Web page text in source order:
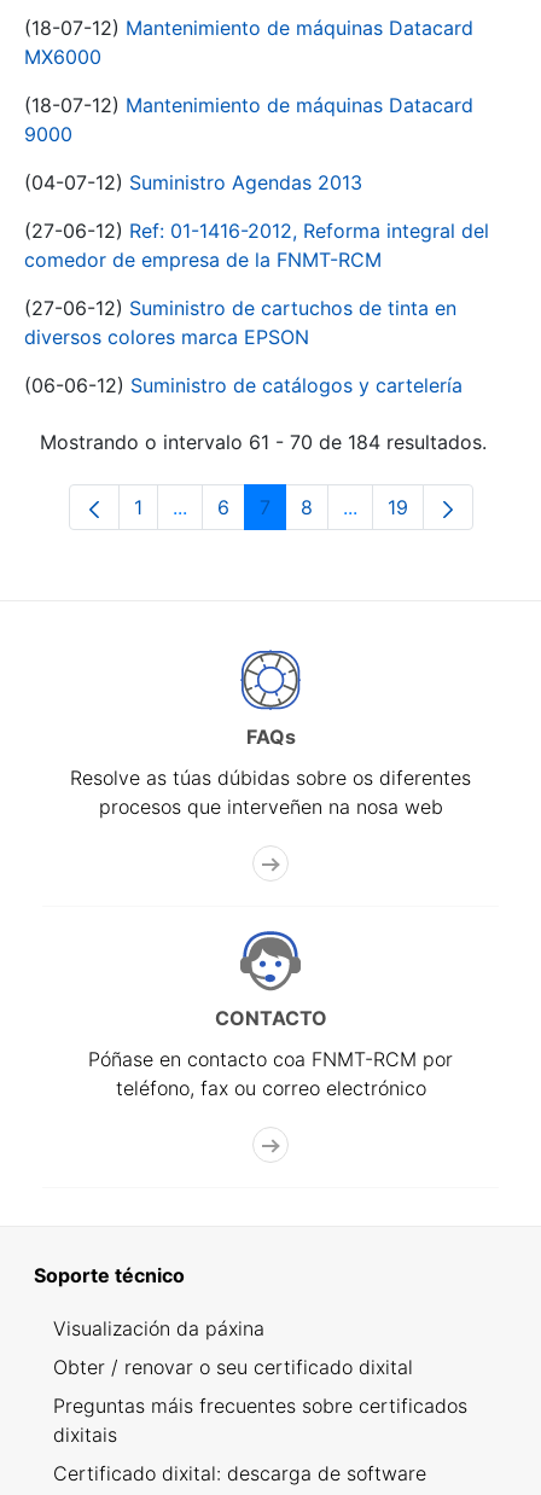
(18-07-12) Mantenimiento de máquinas Datacard
MX6000
(18-07-12) Mantenimiento de máquinas Datacard
9000
(04-07-12) Suministro Agendas 2013
(27-06-12) Ref: 01-1416-2012, Reforma integral del
comedor de empresa de la FNMT-RCM
(27-06-12) Suministro de cartuchos de tinta en
diversos colores marca EPSON
(06-06-12) Suministro de catálogos y cartelería
Mostrando o intervalo 61 - 70 de 184 resultados.
Páxina
1 ...Páxinas intermedias Use pestaña para
Páxina
6 Páxina
7 Páxina
8 ...Páxinas intermedias
Páxina
19
FAQs
Resolve as túas dúbidas sobre os diferentes
procesos que interveñen na nosa web
CONTACTO
Póñase en contacto coa FNMT-RCM por
teléfono, fax ou correo electrónico
Soporte técnico
Visualización da páxina
Obter / renovar o seu certificado dixital
Preguntas máis frecuentes sobre certificados
dixitais
Certificado dixital: descarga de software